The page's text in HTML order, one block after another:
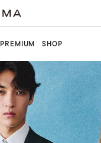
PREMIUM SHOP